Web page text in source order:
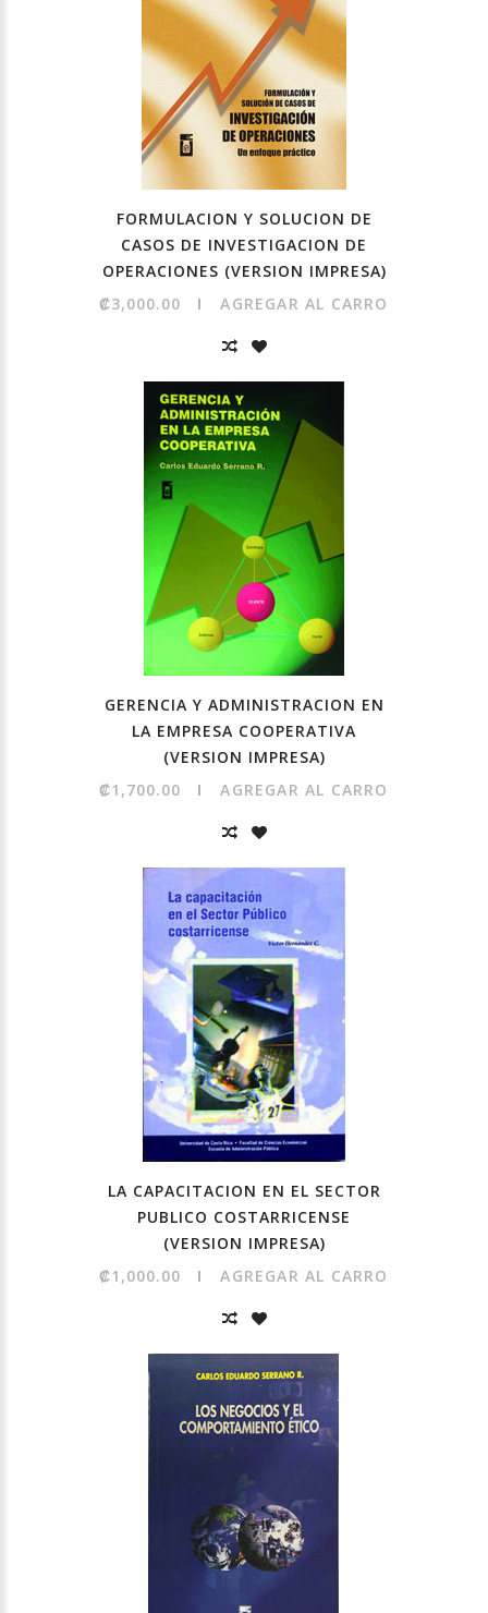
FORMULACION Y SOLUCION DE
CASOS DE INVESTIGACION DE
OPERACIONES (VERSION IMPRESA)
₡3,000.00
AGREGAR AL CARRO
GERENCIA Y ADMINISTRACION EN
LA EMPRESA COOPERATIVA
(VERSION IMPRESA)
₡1,700.00
AGREGAR AL CARRO
LA CAPACITACION EN EL SECTOR
PUBLICO COSTARRICENSE
(VERSION IMPRESA)
₡1,000.00
AGREGAR AL CARRO